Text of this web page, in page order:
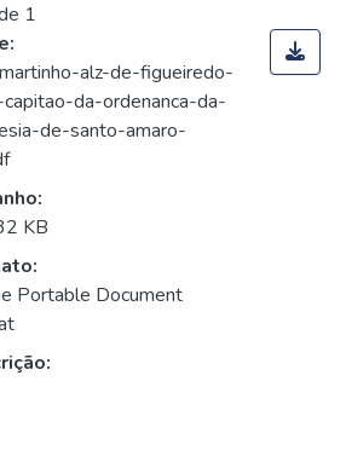
1
alz-de-figueiredo-
da-ordenanca-da-
de-santo-amaro-
KB
Portable Document